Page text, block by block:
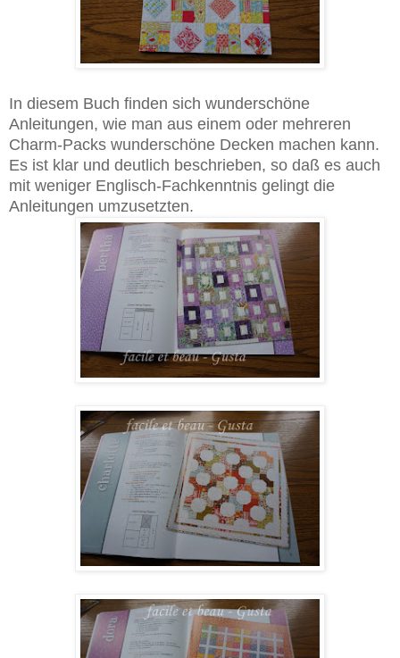
In diesem Buch finden sich wunderschöne
Anleitungen, wie man aus einem oder mehreren
Charm-Packs wunderschöne Decken machen kann.
Es ist klar und deutlich beschrieben, so daß es auch
mit weniger Englisch-Fachkenntnis gelingt die
Anleitungen umzusetzten.